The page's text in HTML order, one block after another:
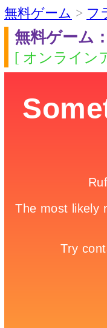
無料ゲーム > フ
無料ゲーム
[ オンライン